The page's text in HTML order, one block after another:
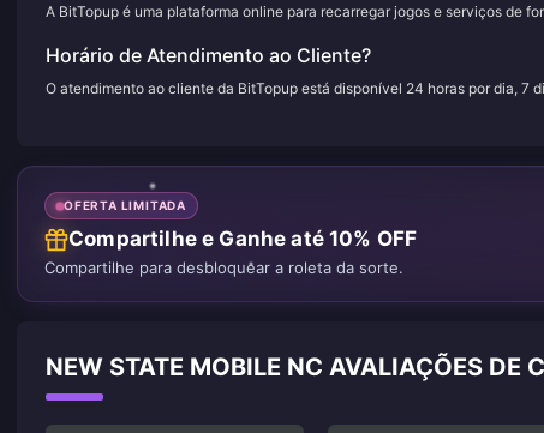
A BitTopup é uma plataforma online para recarregar jogos e serviços de
Horário de Atendimento ao Cliente?
O atendimento ao cliente da BitTopup está disponível 24 horas por dia, 7
OFERTA LIMITADA
Compartilhe e Ganhe até 10% OFF
Compartilhe para desbloquear a roleta da sorte.
NEW STATE MOBILE NC AVALIAÇÕES DE